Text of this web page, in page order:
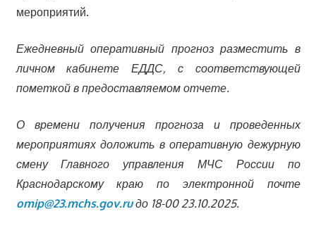
мероприятий.
Ежедневный оперативный прогноз разместить в
личном кабинете ЕДДС, с соответствующей
пометкой в предоставляемом отчете.
О времени получения прогноза и проведенных
мероприятиях доложить в оперативную дежурную
смену Главного управления МЧС России по
Краснодарскому краю по электронной почте
omip@23.mchs.gov.ruдо 18-00 23.10.2025.